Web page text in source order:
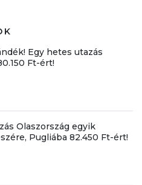
Egy hetes utazás
Ft-ért!
Olaszország egyik
Pugliába 82.450 Ft-ért!